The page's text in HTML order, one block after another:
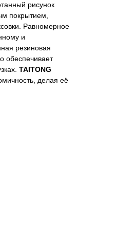
рисунок
покрытием,
Равномерное
и
резиновая
обеспечивает
TAITONG
делая её